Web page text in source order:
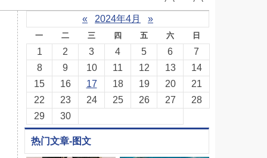
« 2024年4月 »
一 二 三 四 五 六 日
1 2 3 4 5 6
7
8
9 10 11 12 13
14
15
16 17 18 19 20
21
22
23 24 25 26 27
28
29
30
热门文章-图文